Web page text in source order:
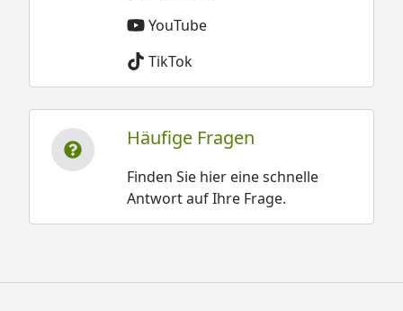
YouTube
TikTok
Häufige Fragen
Finden Sie hier eine schnelle
Antwort auf Ihre Frage.